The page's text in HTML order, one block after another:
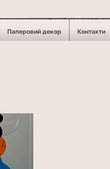
Паперовий декор Контакти